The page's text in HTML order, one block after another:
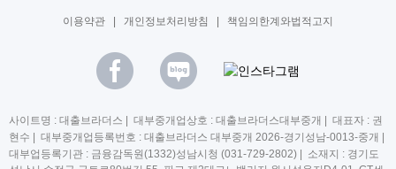
이용약관 개인정보처리방침 책임의한계와법적고지
사이트명 : 대출브라더스 | 대부중개업상호 : 대출브라더스대부중개 | 대표자 : 권
현수 | 대부중개업등록번호 : 대출브라더스 대부중개 2026-경기성남-0013-중개 |
대부업등록기관 : 금융감독원(1332)성남시청 (031-729-2802) | 소재지 : 경기도